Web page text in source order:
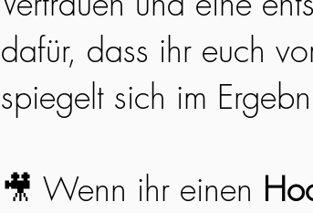
dafür, dass ihr euch
spiegelt sich im
🎥 Wenn ihr einen